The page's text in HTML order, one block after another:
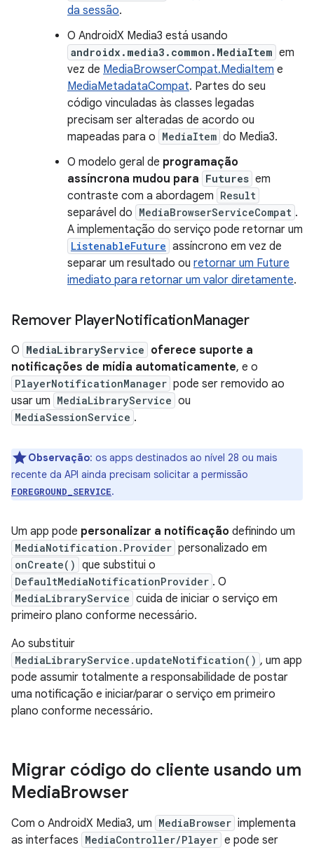
da sessão.
O AndroidX Media3 está usando
androidx.media3.common.MediaItem em
vez de MediaBrowserCompat.MediaItem e
MediaMetadataCompat. Partes do seu
código vinculadas às classes legadas
precisam ser alteradas de acordo ou
mapeadas para o MediaItem do Media3.
O modelo geral de programação
assíncrona mudou para Futures em
contraste com a abordagem Result
separável do MediaBrowserServiceCompat .
A implementação do serviço pode retornar um
ListenableFuture assíncrono em vez de
separar um resultado ou retornar um Future
imediato para retornar um valor diretamente.
Remover PlayerNotificationManager
O MediaLibraryService oferece suporte a
notificações de mídia automaticamente, e o
PlayerNotificationManager pode ser removido ao
usar um MediaLibraryService ou
MediaSessionService .
Observação: os apps destinados ao nível 28 ou mais
recente da API ainda precisam solicitar a permissão
FOREGROUND_SERVICE.
Um app pode personalizar a notificação definindo um
MediaNotification.Provider personalizado em
onCreate() que substitui o
DefaultMediaNotificationProvider . O
MediaLibraryService cuida de iniciar o serviço em
primeiro plano conforme necessário.
Ao substituir
MediaLibraryService.updateNotification() , um app
pode assumir totalmente a responsabilidade de postar
uma notificação e iniciar/parar o serviço em primeiro
plano conforme necessário.
Migrar código do cliente usando um
MediaBrowser
Com o AndroidX Media3, um MediaBrowser implementa
as interfaces MediaController/Player e pode ser